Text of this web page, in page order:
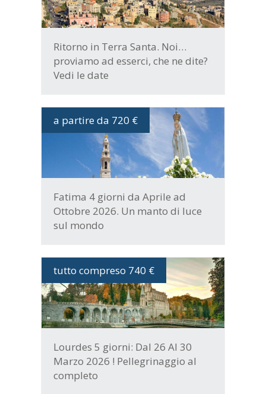
Ritorno in Terra Santa. Noi…
proviamo ad esserci, che ne dite?
Vedi le date
a partire da 720 €
DATE E PROGRAMMA
Fatima 4 giorni da Aprile ad
Ottobre 2026. Un manto di luce
sul mondo
tutto compreso 740 €
DATE E PROGRAMMA
Lourdes 5 giorni: Dal 26 Al 30
Marzo 2026 ! Pellegrinaggio al
completo